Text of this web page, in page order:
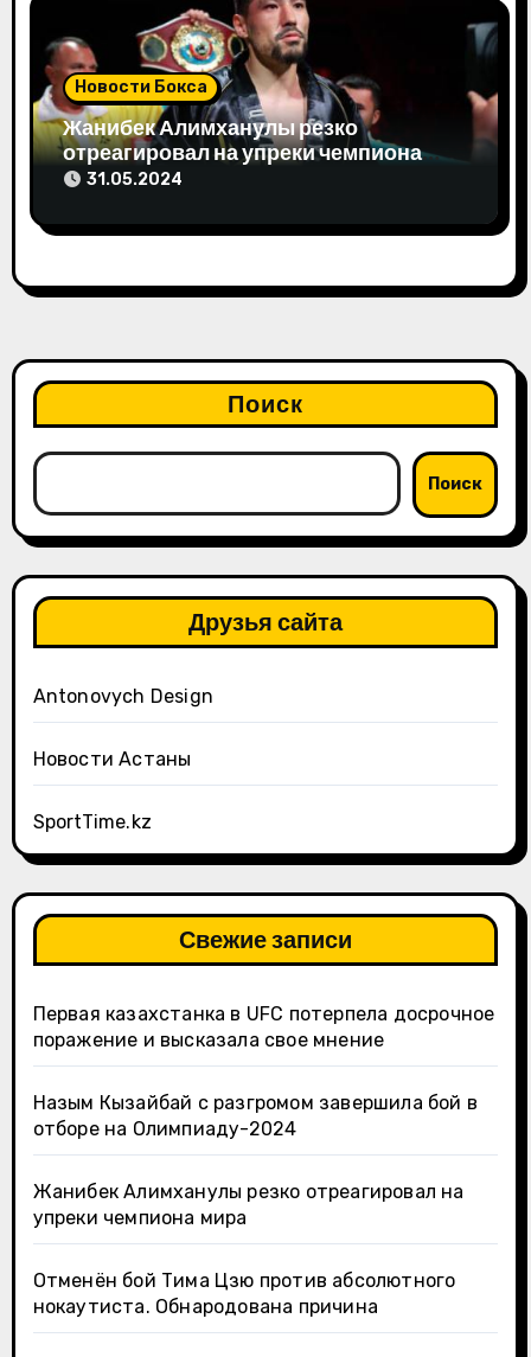
Новости Бокса
Жанибек Алимханулы резко
отреагировал на упреки чемпиона
мира
31.05.2024
Поиск
Поиск
Друзья сайта
Antonovych Design
Новости Астаны
SportTime.kz
Свежие записи
Первая казахстанка в UFC потерпела досрочное
поражение и высказала свое мнение
Назым Кызайбай с разгромом завершила бой в
отборе на Олимпиаду-2024
Жанибек Алимханулы резко отреагировал на
упреки чемпиона мира
Отменён бой Тима Цзю против абсолютного
нокаутиста. Обнародована причина